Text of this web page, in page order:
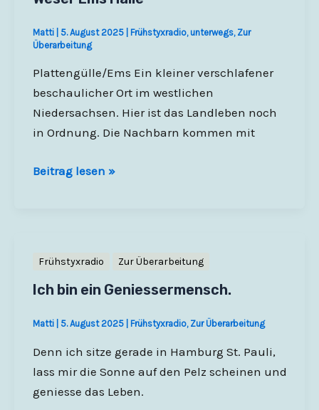
Matti 5. August 2025 Frühstyxradio, unterwegs, Zur
Überarbeitung
Plattengülle/Ems Ein kleiner verschlafener
beschaulicher Ort im westlichen
Niedersachsen. Hier ist das Landleben noch
in Ordnung. Die Nachbarn kommen mit
22.02.2012
Das
Hemd
–
Oldenburg
–
Beitrag lesen »
Frühstyxradio Zur Überarbeitung
Ich bin ein Geniessermensch.
Matti 5. August 2025 Frühstyxradio, Zur Überarbeitung
Denn ich sitze gerade in Hamburg St. Pauli,
lass mir die Sonne auf den Pelz scheinen und
geniesse das Leben.